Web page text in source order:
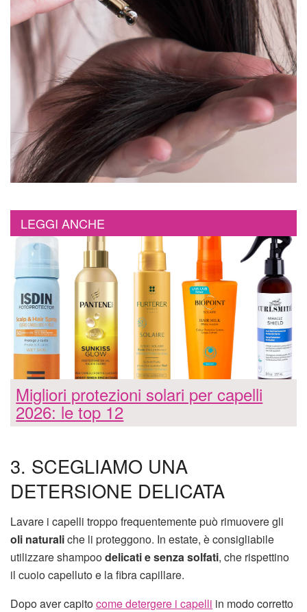
LEGGI ANCHE
Migliori protezioni solari per capelli
2026: le top 12
3. SCEGLIAMO UNA
DETERSIONE DELICATA
Lavare i capelli troppo frequentemente può rimuovere gli
oli naturaliche li proteggono. In estate, è consigliabile
utilizzare shampoodelicati e senza solfati, che rispettino
il cuoio capelluto e la fibra capillare.
Dopo aver capitocome detergere i capelli in modo corretto